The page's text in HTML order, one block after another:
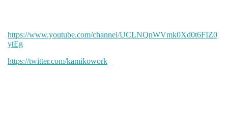
https://www.youtube.com/channel/UCLNQnWVmk0Xd0t6FIZ0
ytEg
https://twitter.com/kamikowork